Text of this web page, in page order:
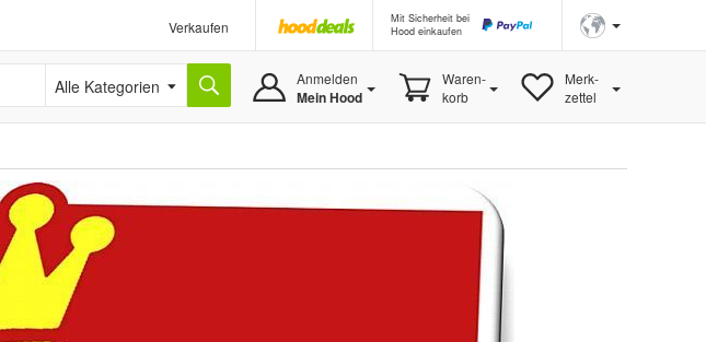
Verkaufen
Mit Sicherheit bei
Hood einkaufen
Alle Kategorien Anmelden
Mein Hood
Waren-
korb
Merk-
zettel